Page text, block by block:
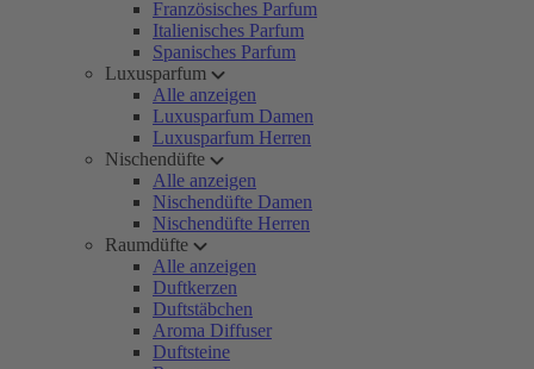
Französisches Parfum
Italienisches Parfum
Spanisches Parfum
Luxusparfum
Alle anzeigen
Luxusparfum Damen
Luxusparfum Herren
Nischendüfte
Alle anzeigen
Nischendüfte Damen
Nischendüfte Herren
Raumdüfte
Alle anzeigen
Duftkerzen
Duftstäbchen
Aroma Diffuser
Duftsteine